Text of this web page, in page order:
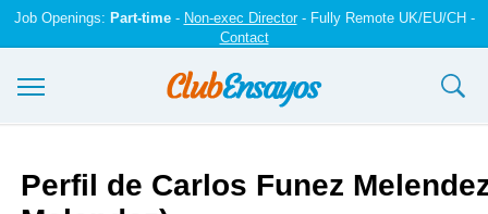
Job Openings: Part-time- Non-exec Director- Fully Remote UK/EU/CH -
Contact
Registrarse
Perfil de Carlos Funez